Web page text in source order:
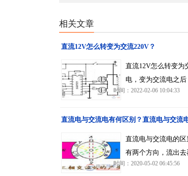
相关文章
直流12V怎么转变为交流220V？
直流12V怎么转变为
电，变为交流电之
时间：2022-02-06 10:04:33
直流电与交流电有何区别？直流电与交流
直流电与交流电的
有两个方向，流出去
时间：2020-05-02 06:45:56